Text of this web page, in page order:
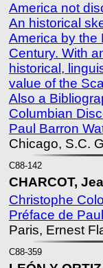
America not
An historical
America by the
Century. With
historical,
value of the
Also a
Columbian
Paul Barron
Chicago, S.C.
C88-142
CHARCOT,
Christophe
Préface de
Paris, Ernest
C88-359